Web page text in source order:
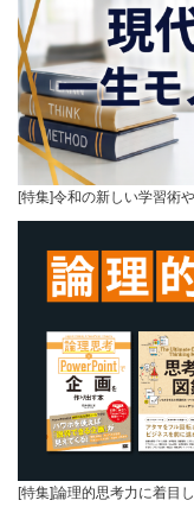
[特集]令和の新しい学習術
[特集]論理的思考力に着目